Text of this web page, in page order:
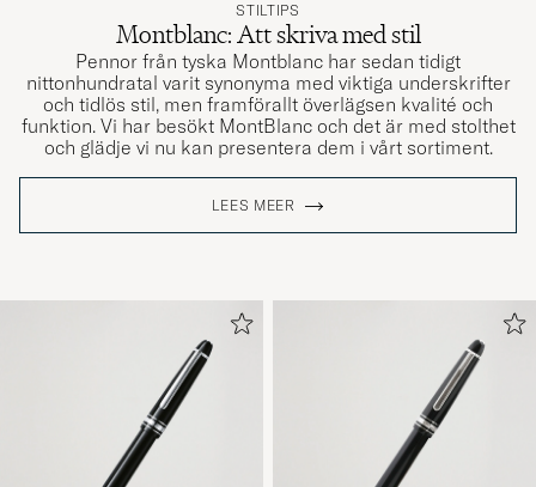
STILTIPS
Montblanc: Att skriva med stil
Pennor från tyska Montblanc har sedan tidigt
nittonhundratal varit synonyma med viktiga underskrifter
och tidlös stil, men framförallt överlägsen kvalité och
funktion. Vi har besökt MontBlanc och det är med stolthet
och glädje vi nu kan presentera dem i vårt sortiment.
LEES MEER